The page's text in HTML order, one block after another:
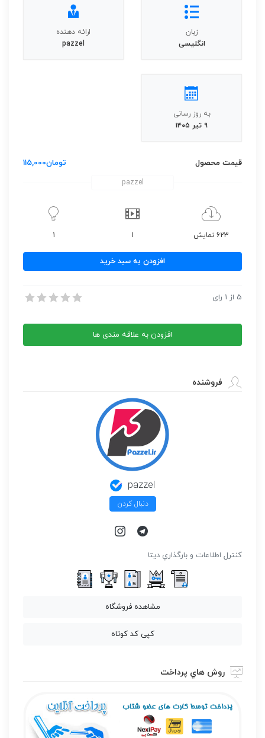
زبان
انگلیسی
ارائه دهنده
pazzel
به روز رسانی
۹ تیر ۱۴۰۵
قیمت محصول تومان115,000
pazzel
623 نمایش 1
1
آهنگ
از
افزودن به سبد خرید
نت آهنگ رسوا از دلکش
5 از 1 رای
افزودن به علاقه مندی ها
فروشنده
pazzel
دنبال کردن
كنترل اطلاعات و بارگذاري ديتا
مشاهده فروشگاه
کپی کد کوتاه
روش هاي پرداخت